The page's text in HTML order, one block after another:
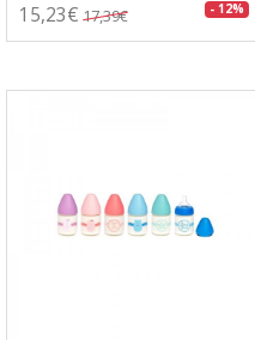
15,23€ 17,39€ - 12%